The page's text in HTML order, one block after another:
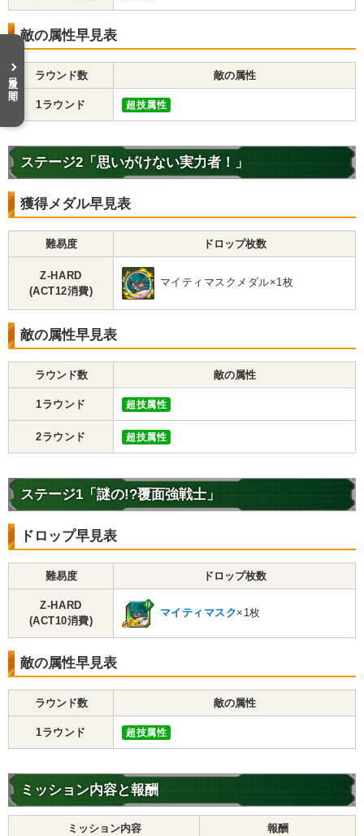
敵の属性早見表
ラウンド数 敵の属性
1ラウンド 超技属性
ステージ2「思いがけない実力者！」
獲得メダル早見表
難易度 ドロップ枚数
Z-HARD
(ACT12消費)
マイティマスクメダル×1枚
敵の属性早見表
ラウンド数 敵の属性
1ラウンド 超技属性
2ラウンド 超技属性
ステージ1「謎の!?覆面強戦士」
ドロップ早見表
難易度 ドロップ枚数
Z-HARD
(ACT10消費)
マイティマスク×1枚
敵の属性早見表
ラウンド数 敵の属性
1ラウンド 超技属性
ミッション内容と報酬
ミッション内容 報酬
目次を開く